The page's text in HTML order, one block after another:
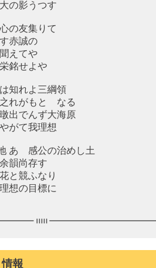
の影うつす
の友集りて
赤誠の
えてや
銘せよや
知れよ三綱領
れがもとゝなる
出でんず大海原
がて我理想
あゝ感公の治めし土
韻尚存す
と競ふなり
想の目標に
報